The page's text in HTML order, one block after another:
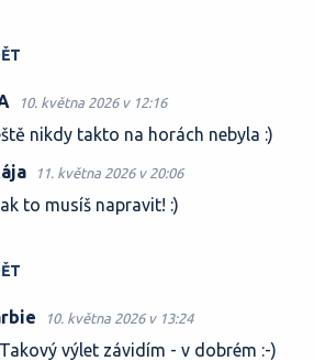
10. května 2026 v 12:16
nikdy takto na horách nebyla :)
11. května 2026 v 20:06
to musíš napravit! :)
10. května 2026 v 13:24
výlet závidím - v dobrém :-)